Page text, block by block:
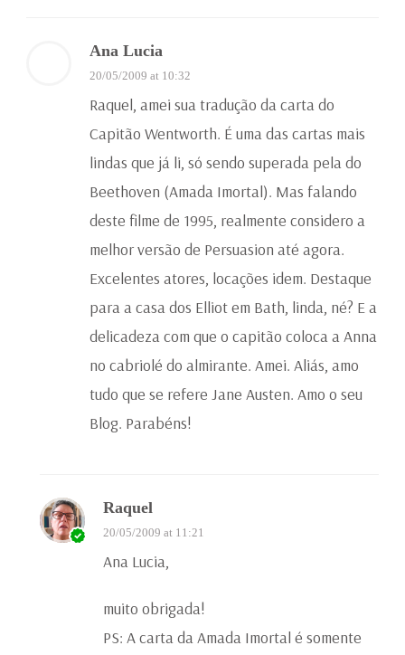
Ana Lucia
20/05/2009 at 10:32
Raquel, amei sua tradução da carta do
Capitão Wentworth. É uma das cartas mais
lindas que já li, só sendo superada pela do
Beethoven (Amada Imortal). Mas falando
deste filme de 1995, realmente considero a
melhor versão de Persuasion até agora.
Excelentes atores, locações idem. Destaque
para a casa dos Elliot em Bath, linda, né? E a
delicadeza com que o capitão coloca a Anna
no cabriolé do almirante. Amei. Aliás, amo
tudo que se refere Jane Austen. Amo o seu
Blog. Parabéns!
Raquel
20/05/2009 at 11:21
Ana Lucia,
muito obrigada!
PS: A carta da Amada Imortal é somente